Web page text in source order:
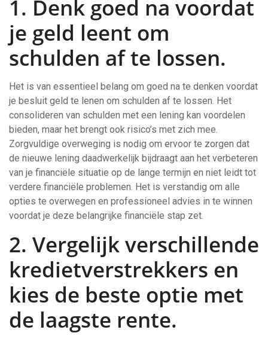
1. Denk goed na voordat
je geld leent om
schulden af te lossen.
Het is van essentieel belang om goed na te denken voordat
je besluit geld te lenen om schulden af te lossen. Het
consolideren van schulden met een lening kan voordelen
bieden, maar het brengt ook risico’s met zich mee.
Zorgvuldige overweging is nodig om ervoor te zorgen dat
de nieuwe lening daadwerkelijk bijdraagt aan het verbeteren
van je financiële situatie op de lange termijn en niet leidt tot
verdere financiële problemen. Het is verstandig om alle
opties te overwegen en professioneel advies in te winnen
voordat je deze belangrijke financiële stap zet.
2. Vergelijk verschillende
kredietverstrekkers en
kies de beste optie met
de laagste rente.